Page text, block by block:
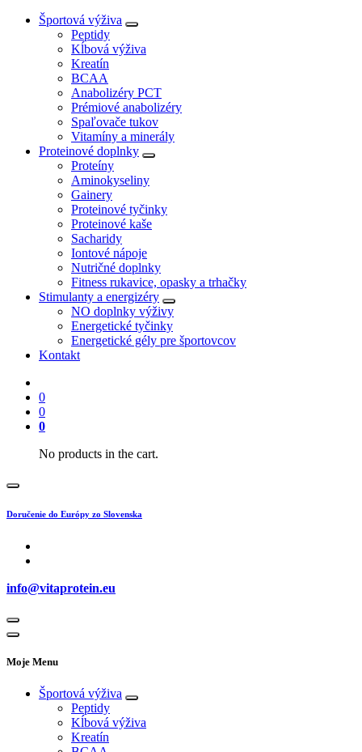
Športová výživa
Peptidy
Kĺbová výživa
Kreatín
BCAA
Anabolizéry PCT
Prémiové anabolizéry
Spaľovače tukov
Vitamíny a minerály
Proteinové doplnky
Proteíny
Aminokyseliny
Gainery
Proteinové tyčinky
Proteinové kaše
Sacharidy
Iontové nápoje
Nutričné doplnky
Fitness rukavice, opasky a trhačky
Stimulanty a energizéry
NO doplnky výživy
Energetické tyčinky
Energetické gély pre športovcov
Kontakt
0
0
0
No products in the cart.
Doručenie do Európy zo Slovenska
info@vitaprotein.eu
Moje Menu
Športová výživa
Peptidy
Kĺbová výživa
Kreatín